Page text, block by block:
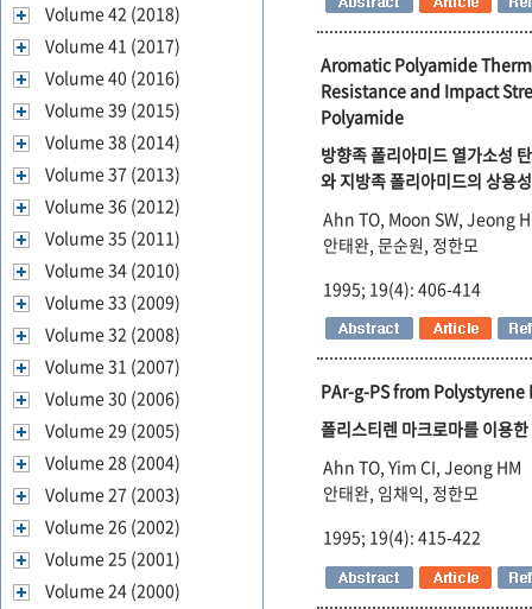
Volume 42 (2018)
Volume 41 (2017)
Volume 40 (2016)
Volume 39 (2015)
Volume 38 (2014)
Volume 37 (2013)
Volume 36 (2012)
Volume 35 (2011)
Volume 34 (2010)
Volume 33 (2009)
Volume 32 (2008)
Volume 31 (2007)
Volume 30 (2006)
Volume 29 (2005)
Volume 28 (2004)
Volume 27 (2003)
Volume 26 (2002)
Volume 25 (2001)
Volume 24 (2000)
Aromatic Polyamide
Resistance and Impact
Polyamide
방향족 폴리아미드 열가소성
와 지방족 폴리아미드의 상용성
Ahn TO, Moon SW, Jeong
안태완, 문순원, 정한모
1995; 19(4): 406-414
PAr-g-PS from
폴리스티렌 마크로마를 이용
Ahn TO, Yim CI, Jeong HM
안태완, 임채익, 정한모
1995; 19(4): 415-422